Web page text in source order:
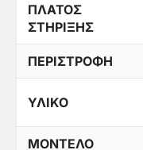
ΠΛΆΤΟΣ
ΣΤΉΡΙΞΗΣ
ΠΕΡΙΣΤΡΟΦΉ
ΥΛΙΚΌ
ΜΟΝΤΈΛΟ